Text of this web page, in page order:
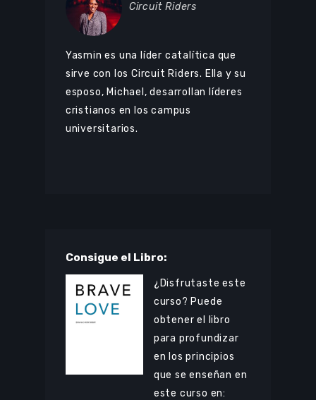
Circuit Riders
Yasmin es una líder catalítica que
sirve con los Circuit Riders. Ella y su
esposo, Michael, desarrollan líderes
cristianos en los campus
universitarios.
Consigue el Libro:
¿Disfrutaste este
curso? Puede
obtener el libro
para profundizar
en los principios
que se enseñan en
este curso en: